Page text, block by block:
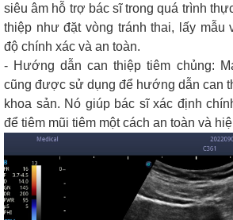
siêu âm hỗ trợ bác sĩ trong quá trình
thiệp như đặt vòng tránh thai, lấy mẫu
độ chính xác và an toàn.
- Hướng dẫn can thiệp tiêm chủng:
cũng được sử dụng để hướng dẫn can
khoa sản. Nó giúp bác sĩ xác định
để tiêm mũi tiêm một cách an toàn và